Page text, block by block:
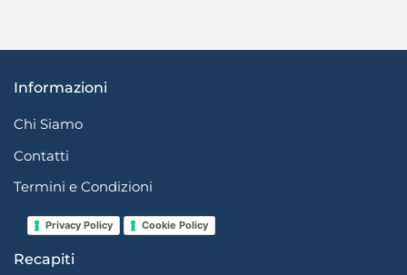
Informazioni
Chi Siamo
Contatti
Termini e Condizioni
Privacy Policy Cookie Policy
Recapiti